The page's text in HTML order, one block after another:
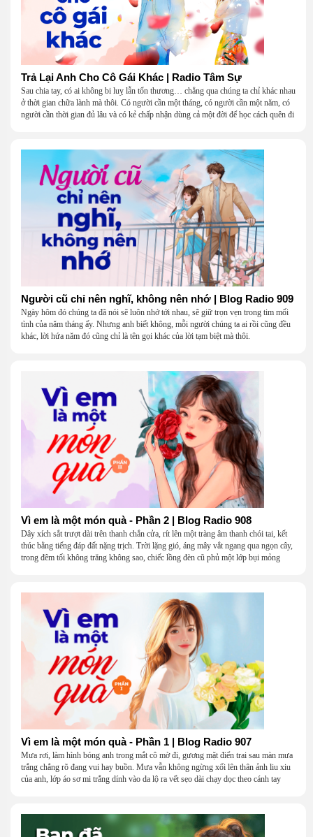
Trả Lại Anh Cho Cô Gái Khác | Radio Tâm Sự
Sau chia tay, có ai không bi luỵ lẫn tổn thương… chẳng qua chúng ta chỉ khác nhau
ở thời gian chữa lành mà thôi. Có người cần một tháng, có người cần một năm, có
người cần thời gian đủ lâu và có kẻ chấp nhận dùng cả một đời để học cách quên đi
Người cũ chỉ nên nghĩ, không nên nhớ | Blog Radio 909
Ngày hôm đó chúng ta đã nói sẽ luôn nhớ tới nhau, sẽ giữ trọn vẹn trong tim mối
tình của năm tháng ấy. Nhưng anh biết không, mỗi người chúng ta ai rồi cũng đều
khác, lời hứa năm đó cũng chỉ là tên gọi khác của lời tạm biệt mà thôi.
Vì em là một món quà - Phần 2 | Blog Radio 908
Dây xích sắt trượt dài trên thanh chắn cửa, rít lên một tràng âm thanh chói tai, kết
thúc bằng tiếng đáp đất nặng trịch. Trời lặng gió, áng mây vắt ngang qua ngọn cây,
trong đêm tối không trăng không sao, chiếc lồng đèn cũ phủ một lớp bụi mỏng
Vì em là một món quà - Phần 1 | Blog Radio 907
Mưa rơi, làm hình bóng anh trong mắt cô mờ đi, gương mặt điển trai sau màn mưa
trắng chẳng rõ đang vui hay buồn. Mưa vẫn không ngừng xối lên thân ảnh liu xiu
của anh, lớp áo sơ mi trắng dính vào da lộ ra vết sẹo dài chạy dọc theo cánh tay